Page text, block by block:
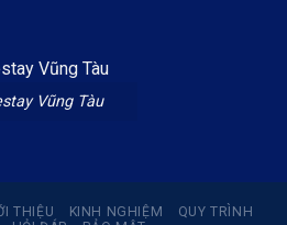
Vũng Tàu
THIỆU KINH NGHIỆM
QUY TRÌNH